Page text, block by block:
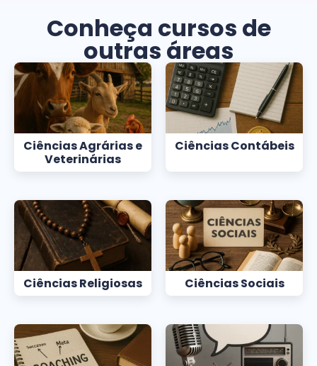
Conheça cursos de
outras áreas
Ciências Agrárias e
Veterinárias
Ciências Contábeis
Ciências Religiosas Ciências Sociais